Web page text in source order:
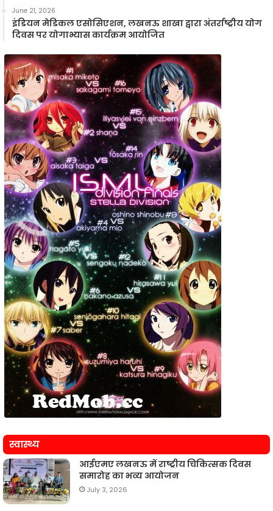
June 21, 2026
इंडियन मेडिकल एसोसिएशन, लखनऊ शाखा द्वारा अंतर्राष्ट्रीय योग
दिवस पर योगाभ्यास कार्यक्रम आयोजित
स्वास्थ्य
आईएमए लखनऊ में राष्ट्रीय चिकित्सक दिवस
समारोह का भव्य आयोजन
July 3, 2026